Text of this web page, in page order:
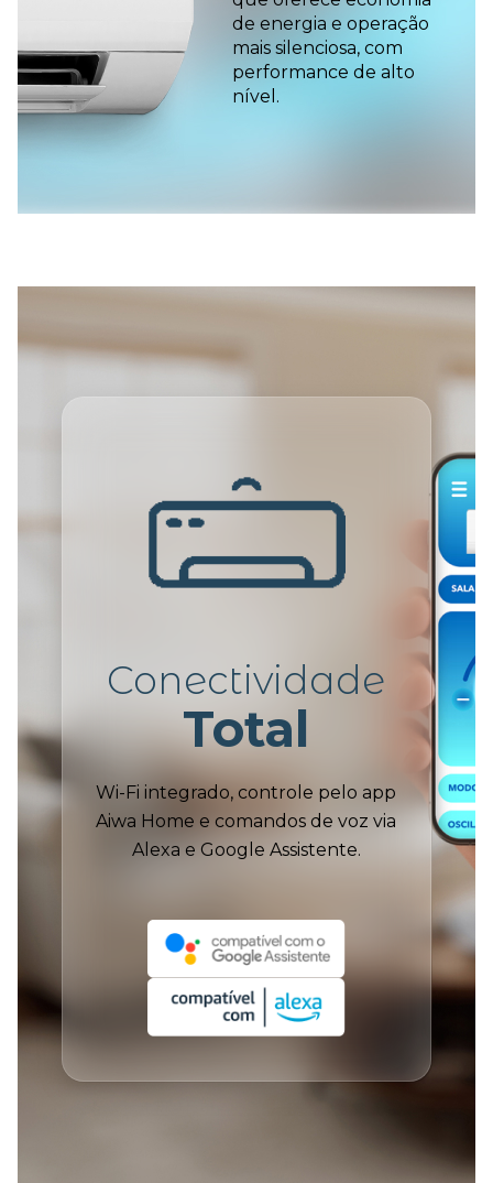
de energia e operação
mais silenciosa, com
performancede alto
nível.
Conectividade
Total
Wi-Fi integrado, controle pelo app
Aiwa Home e comandos de voz via
Alexa e Google Assistente.